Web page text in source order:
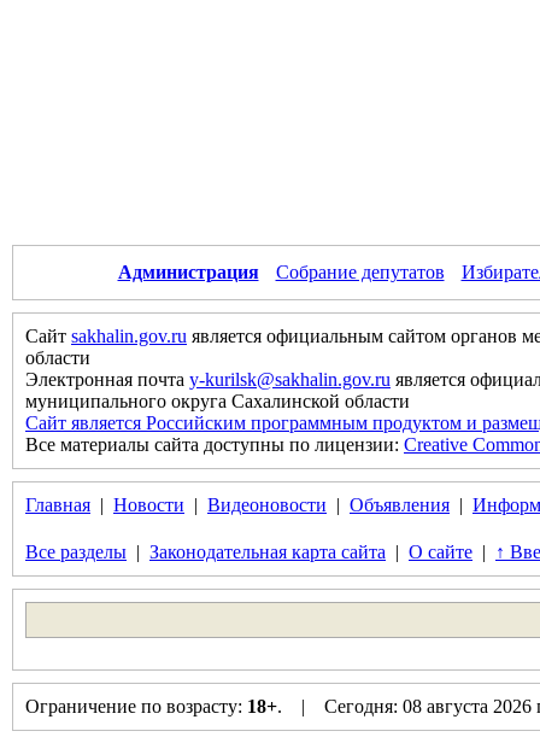
Администрация Собрание депутатов
Сайт sakhalin.gov.ru является официальным сайтом органов
области
Электронная почта y-kurilsk@sakhalin.gov.ru является
муниципального округа Сахалинской области
Сайт является Российским программным продуктом и
Все материалы сайта доступны по лицензии: Creative
Главная | Новости | Видеоновости | Объявления |
Все разделы | Законодательная карта сайта | О сайте | ↑
Ограничение по возрасту: 18+. | Сегодня: 08 августа